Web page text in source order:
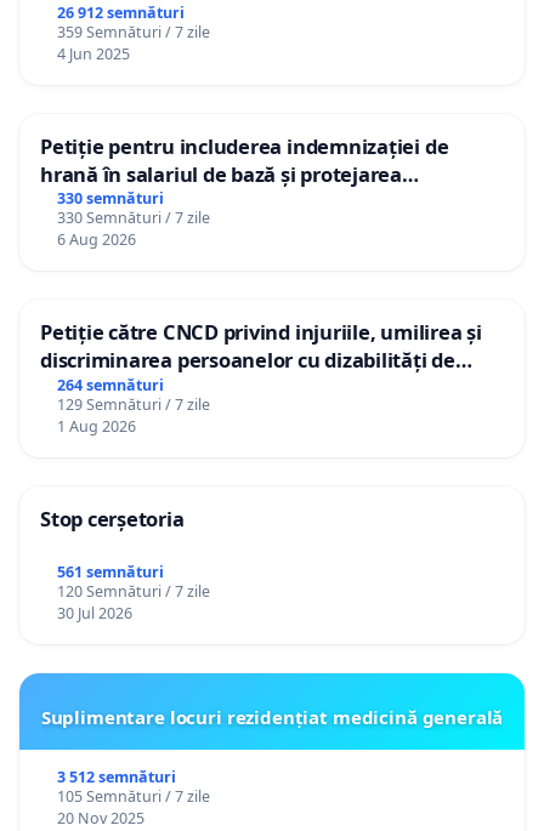
26 912 semnături
359 Semnături / 7 zile
4 Jun 2025
Petiție pentru includerea indemnizației de
hrană în salariul de bază și protejarea
gradațiilor de vechime pentru asistenții
personali
330 semnături
330 Semnături / 7 zile
6 Aug 2026
Petiție către CNCD privind injuriile, umilirea și
discriminarea persoanelor cu dizabilități de
către utilizatorul TikTok „Gorici”
264 semnături
129 Semnături / 7 zile
1 Aug 2026
Stop cerșetoria
561 semnături
120 Semnături / 7 zile
30 Jul 2026
Suplimentare locuri rezidențiat medicină generală
3 512 semnături
105 Semnături / 7 zile
20 Nov 2025